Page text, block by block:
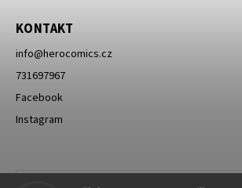
KONTAKT
info@herocomics.cz
731697967
Facebook
Instagram